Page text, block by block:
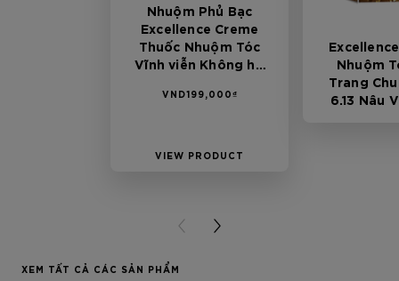
Nhuộm Phủ Bạc
Excellence Creme
Thuốc Nhuộm Tóc
Vĩnh viễn Không hư
VND199,000₫
VIEW PRODUCT
Nhuộm
Trang
6.13 Nâu
PREVIOUS CARD
NEXT CARD
XEM TẤT CẢ CÁC SẢN PHẨM